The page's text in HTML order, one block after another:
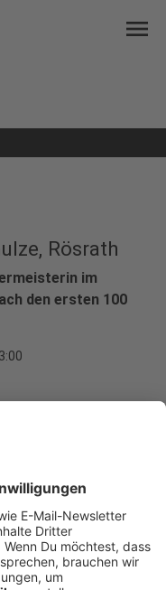
menu
Rösrath
im
den ersten 100
man Sorge
ob da Angst war,
es würde